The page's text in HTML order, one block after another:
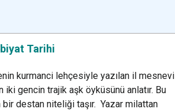
Tarihi
kurmanci lehçesiyle yazılan il mesnevi
gencin trajik aşk öyküsünü anlatır. Bu
destan niteliği taşır. Yazar milattan